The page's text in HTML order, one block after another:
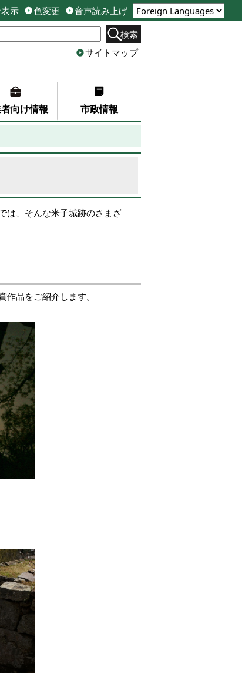
示 色変更
音声読み上げ
検索
サイトマップ
向け情報 市政情報
は、そんな米子城跡のさまざ
品をご紹介します。